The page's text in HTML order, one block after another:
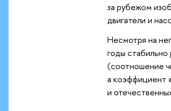
за рубежом
двигатели и
Несмотря на
годы
(соотношение
а коэффициент
и